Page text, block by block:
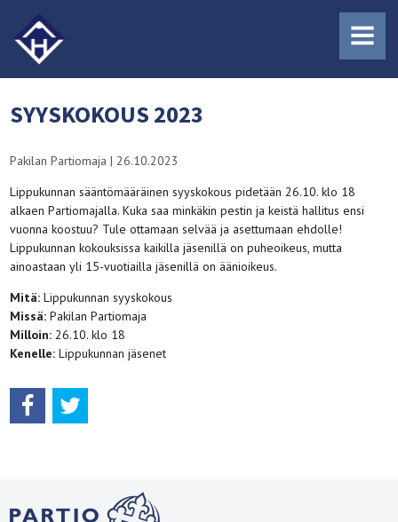
MENU
SYYSKOKOUS 2023
Pakilan Partiomaja |26.10.2023
Lippukunnan sääntömääräinen syyskokous pidetään 26.10. klo 18
alkaen Partiomajalla. Kuka saa minkäkin pestin ja keistä hallitus ensi
vuonna koostuu? Tule ottamaan selvää ja asettumaan ehdolle!
Lippukunnan kokouksissa kaikilla jäsenillä on puheoikeus, mutta
ainoastaan yli 15-vuotiailla jäsenillä on äänioikeus.
Mitä: Lippukunnan syyskokous
Missä: Pakilan Partiomaja
Milloin: 26.10. klo 18
Kenelle: Lippukunnan jäsenet